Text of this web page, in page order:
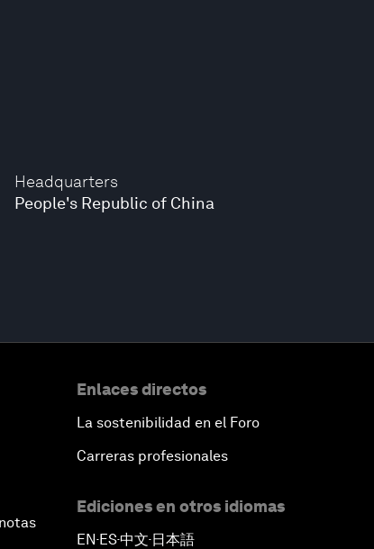
Headquarters
People's Republic of China
Enlaces directos
La sostenibilidad en el Foro
Carreras profesionales
Ediciones en otros idiomas
EN▪ES▪中文▪ 日本語